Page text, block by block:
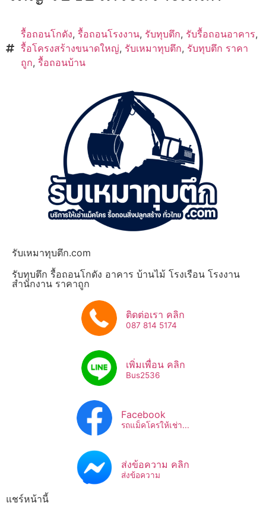
รื้อถอนโกดัง, รื้อถอนโรงงาน, รับทุบตึก, รับรื้อถอนอาคาร,
รื้อโครงสร้างขนาดใหญ่, รับเหมาทุบตึก, รับทุบตึก ราคา
ถูก, รื้อถอนบ้าน
รับเหมาทุบตึก.com
รับทุบตึก รื้อถอนโกดัง อาคาร บ้านไม้ โรงเรือน โรงงาน
สำนักงาน ราคาถูก
ติดต่อเรา คลิก
087 814 5174
เพิ่มเพื่อน คลิก
Bus2536​
Facebook
รถแม็คโครให้เช่า...
ส่งข้อความ คลิก
ส่งข้อความ
แชร์หน้านี้